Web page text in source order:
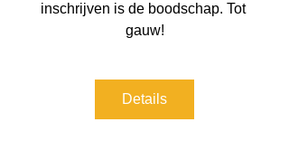
inschrijven is de boodschap. Tot
gauw!
Details